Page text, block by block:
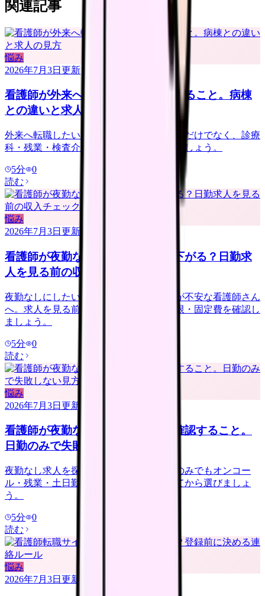
関連記事
悩み
2026年7月3日 更新
看護師が外来へ転職する前に確認すること。病棟
との違いと求人の見方
外来へ転職したい看護師さんへ。夜勤なしだけでなく、診療
科・残業・検査介助・土曜勤務を確認しましょう。
5分
0
読む
悩み
2026年7月3日 更新
看護師が夜勤なしにすると給料は下がる？日勤求
人を見る前の収入チェック
夜勤なしにしたいけれど給料が下がるのが不安な看護師さん
へ。求人を見る前に、夜勤手当・年収下限・固定費を確認し
ましょう。
5分
0
読む
悩み
2026年7月3日 更新
看護師が夜勤なし求人を探す前に確認すること。
日勤のみで失敗しない見方
夜勤なし求人を探す看護師さんへ。日勤のみでもオンコー
ル・残業・土日勤務・年収低下を確認してから選びましょ
う。
5分
0
読む
悩み
2026年7月3日 更新